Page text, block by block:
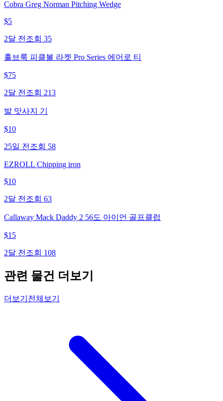
Cobra Greg Norman Pitching Wedge
$5
2달 전 조회 35
홀브룩 피클볼 라켓 Pro Series 에어로 티
$75
2달 전 조회 213
발 맛사지 기
$10
25일 전 조회 58
EZROLL Chipping iron
$10
2달 전 조회 63
Callaway Mack Daddy 2 56도 아이언 골프클럽
$15
2달 전 조회 108
관련 물건 더보기
더보기 전체보기